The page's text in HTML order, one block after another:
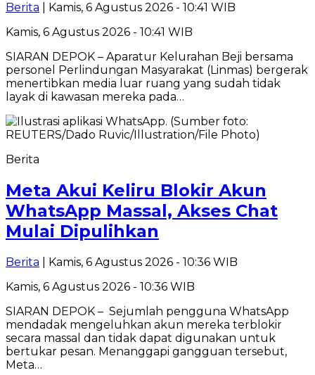
Berita | Kamis, 6 Agustus 2026 - 10:41 WIB
Kamis, 6 Agustus 2026 - 10:41 WIB
SIARAN DEPOK – Aparatur Kelurahan Beji bersama
personel Perlindungan Masyarakat (Linmas) bergerak
menertibkan media luar ruang yang sudah tidak
layak di kawasan mereka pada…
Berita
Meta Akui Keliru Blokir Akun
WhatsApp Massal, Akses Chat
Mulai Dipulihkan
Berita | Kamis, 6 Agustus 2026 - 10:36 WIB
Kamis, 6 Agustus 2026 - 10:36 WIB
SIARAN DEPOK – Sejumlah pengguna WhatsApp
mendadak mengeluhkan akun mereka terblokir
secara massal dan tidak dapat digunakan untuk
bertukar pesan. Menanggapi gangguan tersebut,
Meta…